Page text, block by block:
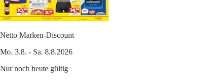
Netto Marken-Discount
Mo. 3.8. - Sa. 8.8.2026
Nur noch heute gültig